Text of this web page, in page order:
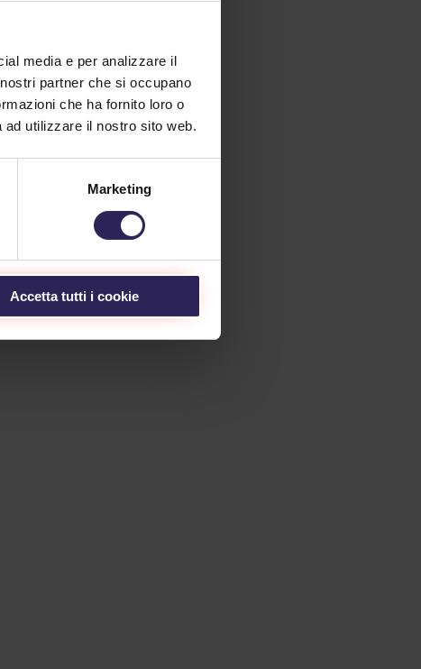
media e per analizzare il
partner che si occupano
che ha fornito loro o
utilizzare il nostro sito web.
Marketing
Accetta tutti i cookie